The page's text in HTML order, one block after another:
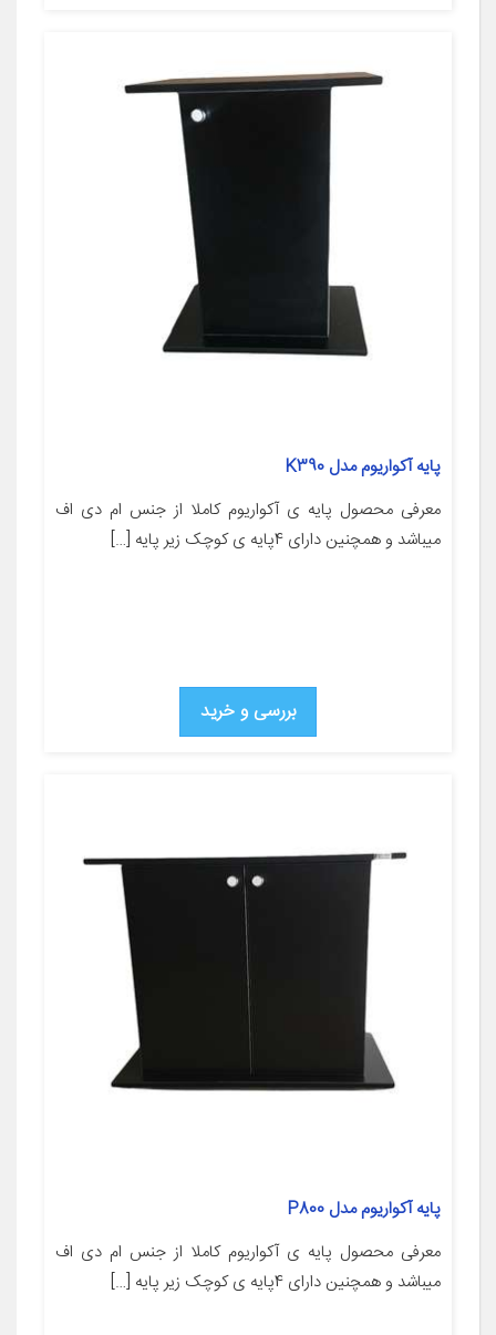
پایه آکواریوم مدل K390
معرفی محصول پایه ی آکواریوم کاملا از جنس ام دی اف
میباشد و همچنین دارای 4پایه ی کوچک زیر پایه […]
بررسی و خرید
پایه آکواریوم مدل P800
معرفی محصول پایه ی آکواریوم کاملا از جنس ام دی اف
میباشد و همچنین دارای 4پایه ی کوچک زیر پایه […]